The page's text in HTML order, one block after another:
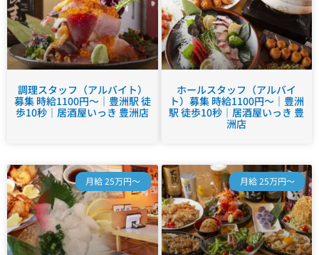
調理スタッフ（アルバイト）
募集 時給1100円～｜豊洲駅 徒
歩10秒｜居酒屋いっき 豊洲店
ホールスタッフ（アルバイ
ト）募集 時給1100円～｜豊洲
駅 徒歩10秒｜居酒屋いっき 豊
洲店
月給 25万円～ 月給 25万円～